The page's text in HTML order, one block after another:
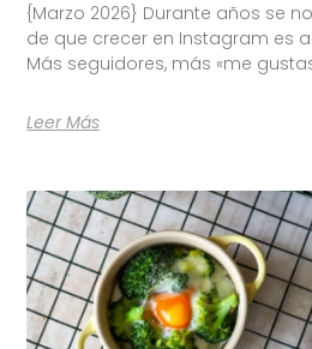
{Marzo 2026} Durante años se
de que crecer en Instagram es
Más seguidores, más «me
Leer Más